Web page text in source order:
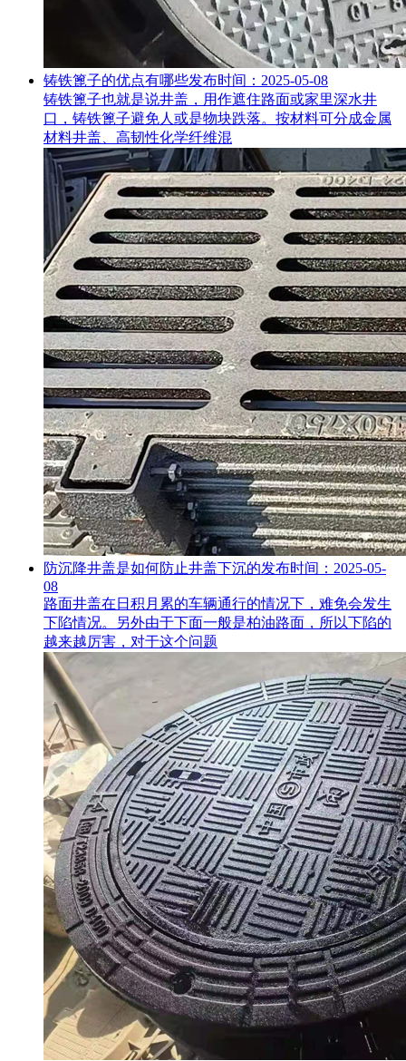
铸铁篦子的优点有哪些发布时间：2025-05-08
铸铁篦子也就是说井盖，用作遮住路面或家里深水井
口，铸铁篦子避免人或是物块跌落。按材料可分成金属
材料井盖、高韧性化学纤维混
防沉降井盖是如何防止井盖下沉的发布时间：2025-05-
08
路面井盖在日积月累的车辆通行的情况下，难免会发生
下陷情况。另外由于下面一般是柏油路面，所以下陷的
越来越厉害，对于这个问题